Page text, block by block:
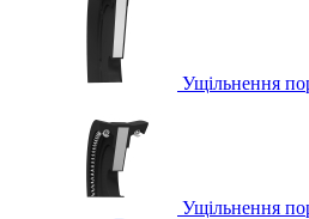
Ущільнення
Ущільнення